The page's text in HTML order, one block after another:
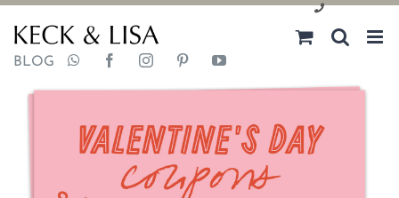
030 2400000
BLOG